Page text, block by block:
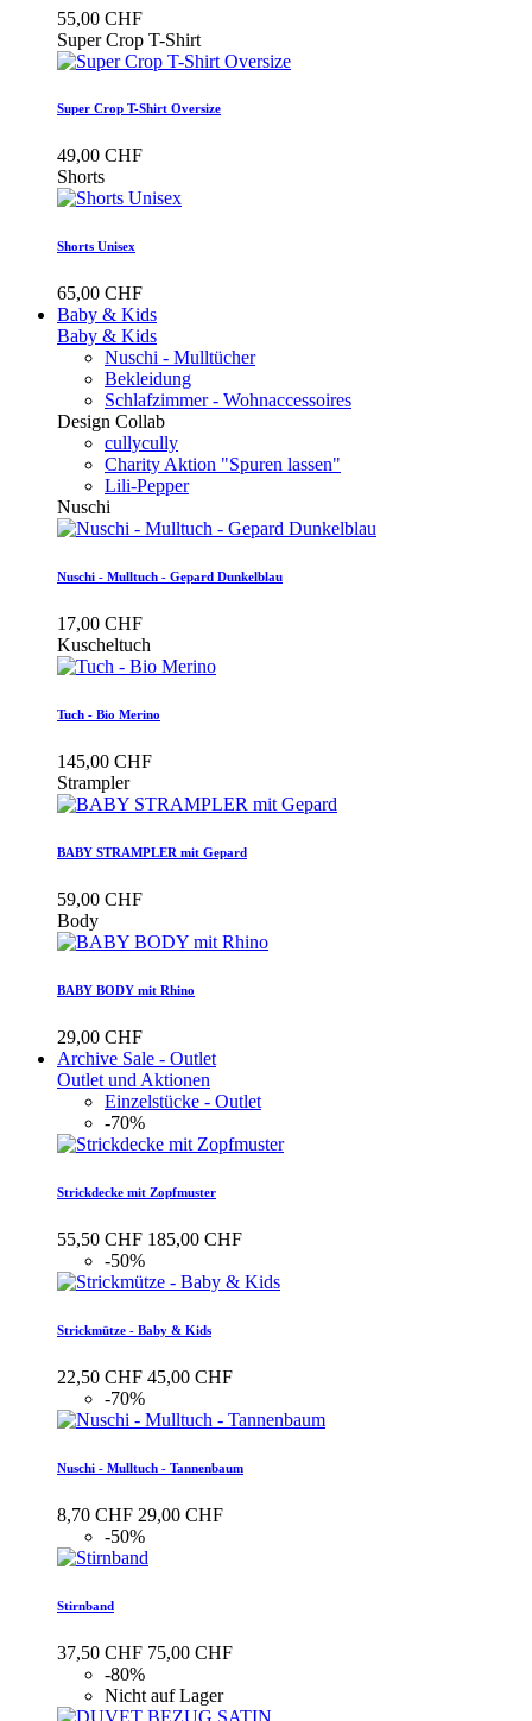
55,00 CHF
Super Crop T-Shirt
Super Crop T-Shirt Oversize
49,00 CHF
Shorts
Shorts Unisex
65,00 CHF
Baby & Kids
Baby & Kids
Nuschi - Mulltücher
Bekleidung
Schlafzimmer - Wohnaccessoires
Design Collab
cullycully
Charity Aktion "Spuren lassen"
Lili-Pepper
Nuschi
Nuschi - Mulltuch - Gepard Dunkelblau
17,00 CHF
Kuscheltuch
Tuch - Bio Merino
145,00 CHF
Strampler
BABY STRAMPLER mit Gepard
59,00 CHF
Body
BABY BODY mit Rhino
29,00 CHF
Archive Sale - Outlet
Outlet und Aktionen
Einzelstücke - Outlet
-70%
Strickdecke mit Zopfmuster
55,50 CHF 185,00 CHF
-50%
Strickmütze - Baby & Kids
22,50 CHF 45,00 CHF
-70%
Nuschi - Mulltuch - Tannenbaum
8,70 CHF 29,00 CHF
-50%
Stirnband
37,50 CHF 75,00 CHF
-80%
Nicht auf Lager